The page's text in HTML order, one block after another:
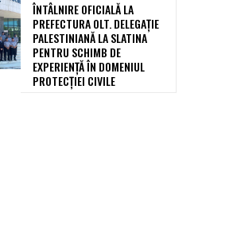
ÎNTÂLNIRE OFICIALĂ LA
PREFECTURA OLT. DELEGAȚIE
PALESTINIANĂ LA SLATINA
PENTRU SCHIMB DE
EXPERIENȚĂ ÎN DOMENIUL
PROTECȚIEI CIVILE